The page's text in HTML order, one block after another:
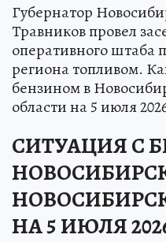
Губернатор
Травников провел
оперативного штаба
региона топливом.
бензином в
области на 5 июля
СИТУАЦИЯ С
НА 5 ИЮЛЯ